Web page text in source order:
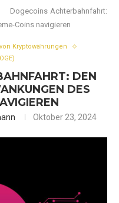
Dogecoins Achterbahnfahrt:
Coins navigieren
Kryptowährungen
DEN
DES
Oktober 23, 2024